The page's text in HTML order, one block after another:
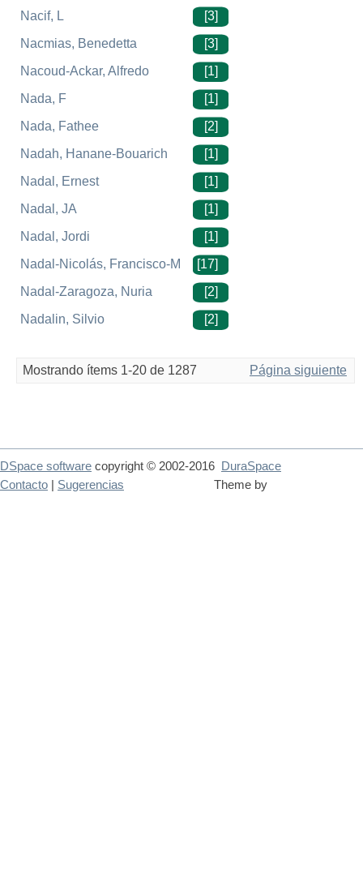
Nacif, L
[3]
Nacmias, Benedetta
[3]
Nacoud-Ackar, Alfredo
[1]
Nada, F
[1]
Nada, Fathee
[2]
Nadah, Hanane-Bouarich
[1]
Nadal, Ernest
[1]
Nadal, JA
[1]
Nadal, Jordi
[1]
Nadal-Nicolás, Francisco-M
[17]
Nadal-Zaragoza, Nuria
[2]
Nadalin, Silvio
[2]
Mostrando ítems 1-20 de 1287 Página siguiente
DSpace software copyright © 2002-2016
DuraSpace
Theme by
Contacto Sugerencias